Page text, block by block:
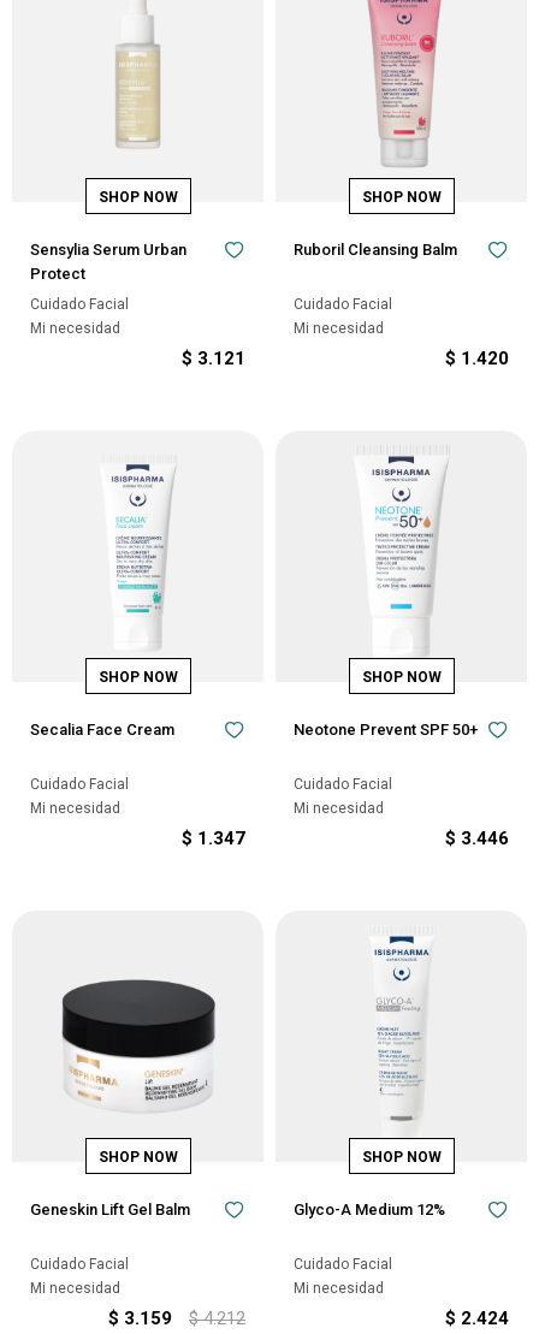
Sensylia Serum Urban
Protect
Cuidado Facial
Mi necesidad
$ 3.121
Ruboril Cleansing Balm
Cuidado Facial
Mi necesidad
$ 1.420
Secalia Face Cream
Cuidado Facial
Mi necesidad
$ 1.347
Neotone Prevent SPF 50+
Cuidado Facial
Mi necesidad
$ 3.446
Geneskin Lift Gel Balm
Cuidado Facial
Mi necesidad
$ 3.159 $ 4.212
Glyco-A Medium 12%
Cuidado Facial
Mi necesidad
$ 2.424